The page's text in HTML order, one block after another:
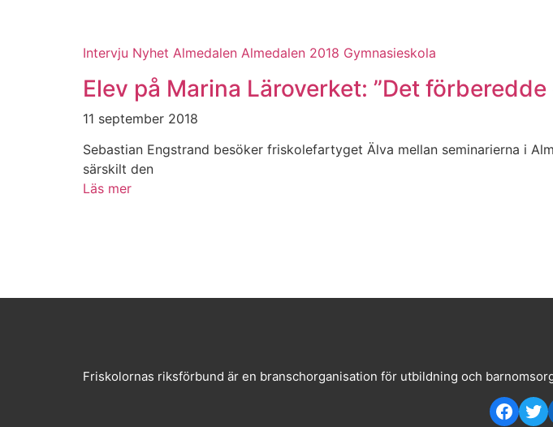
Intervju Nyhet Almedalen Almedalen 2018 Gymnasieskola
Elev på Marina Läroverket: ”Det
11 september 2018
Sebastian Engstrand besöker friskolefartyget Älva mellan seminarierna i
särskilt den
Läs mer
Friskolornas riksförbund är en branschorganisation för utbildning och